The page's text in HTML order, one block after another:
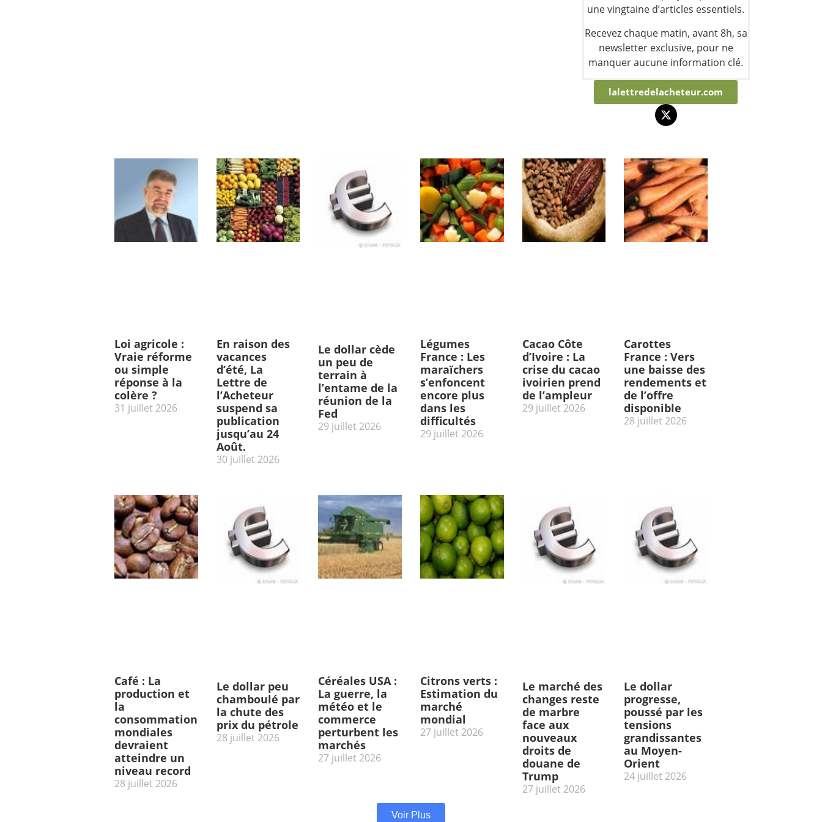
une vingtaine d’articles essentiels.
Recevez chaque matin, avant 8h, sa
newsletter exclusive, pour ne
manquer aucune information clé.
lalettredelacheteur.com
Loi agricole :
Vraie réforme
ou simple
réponse à la
colère ?
31 juillet 2026
En raison des
vacances
d’été, La
Lettre de
l’Acheteur
suspend sa
publication
jusqu’au 24
Août.
30 juillet 2026
Le dollar cède
un peu de
terrain à
l’entame de la
réunion de la
Fed
29 juillet 2026
Légumes
France : Les
maraïchers
s’enfoncent
encore plus
dans les
difficultés
29 juillet 2026
Cacao Côte
d’Ivoire : La
crise du cacao
ivoirien prend
de l’ampleur
29 juillet 2026
Carottes
France : Vers
une baisse des
rendements et
de l’offre
disponible
28 juillet 2026
Café : La
production et
la
consommation
mondiales
devraient
atteindre un
niveau record
28 juillet 2026
Le dollar peu
chamboulé par
la chute des
prix du pétrole
28 juillet 2026
Céréales USA :
La guerre, la
météo et le
commerce
perturbent les
marchés
27 juillet 2026
Citrons verts :
Estimation du
marché
mondial
27 juillet 2026
Le marché des
changes reste
de marbre
face aux
nouveaux
droits de
douane de
Trump
27 juillet 2026
Le dollar
progresse,
poussé par les
tensions
grandissantes
au Moyen-
Orient
24 juillet 2026
Voir Plus